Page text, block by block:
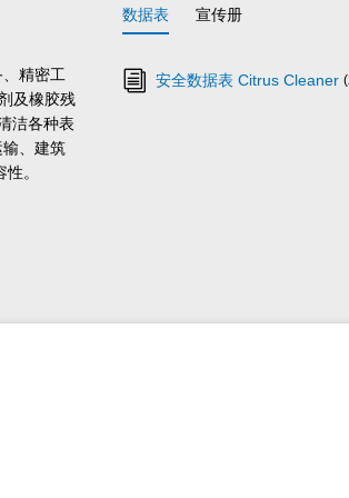
精密工
及橡胶残
洁各种表
、建筑
。
数据表 宣传册
安全数据表 Citrus Cleaner